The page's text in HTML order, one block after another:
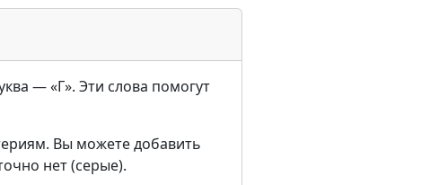
— «Г». Эти слова помогут
Вы можете добавить
нет (серые).